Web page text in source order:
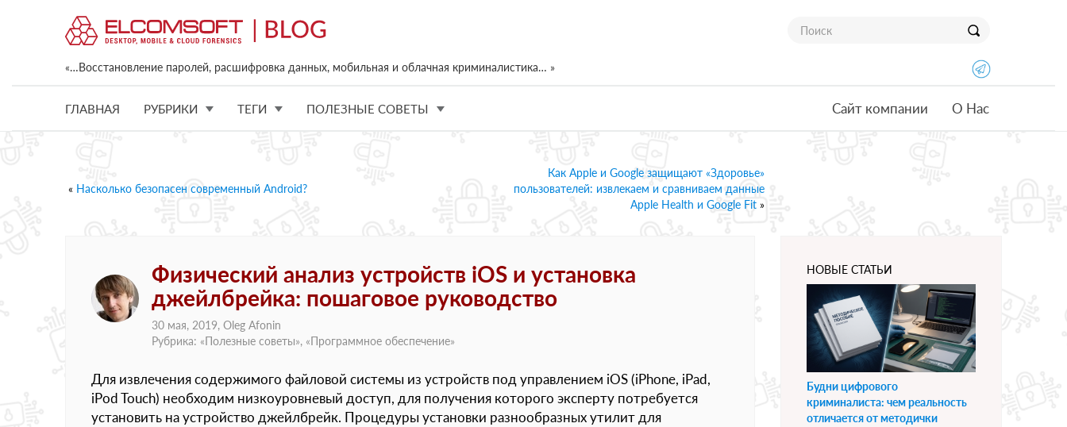
«…Восстановление паролей, расшифровка данных, мобильная и облачная криминалистика… »
ГЛАВНАЯ РУБРИКИ ТЕГИ ПОЛЕЗНЫЕ СОВЕТЫ Сайт компании О Нас
« Насколько безопасен современный Android?
Как Apple и Google защищают «Здоровье»
пользователей: извлекаем и сравниваем данные
Apple Health и Google Fit »
Физический анализ устройств iOS и установка
джейлбрейка: пошаговое руководство
30 мая, 2019, Oleg Afonin
Рубрика: «Полезные советы», «Программное обеспечение»
Для извлечения содержимого файловой системы из устройств под управлением iOS (iPhone, iPad,
iPod Touch) необходим низкоуровневый доступ, для получения которого эксперту потребуется
установить на устройство джейлбрейк. Процедуры установки разнообразных утилит для
НОВЫЕ СТАТЬИ
Будни цифрового
криминалиста: чем реальность
отличается от методички